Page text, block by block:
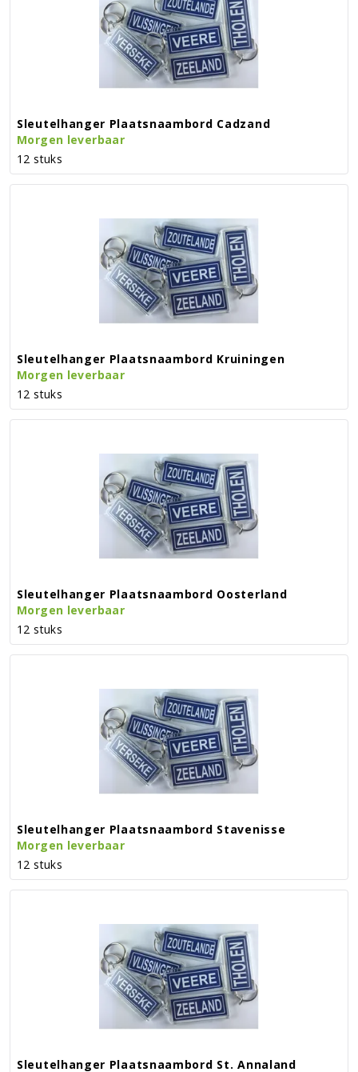
Sleutelhanger Plaatsnaambord Cadzand
Morgen leverbaar
12 stuks
Sleutelhanger Plaatsnaambord Kruiningen
Morgen leverbaar
12 stuks
Sleutelhanger Plaatsnaambord Oosterland
Morgen leverbaar
12 stuks
Sleutelhanger Plaatsnaambord Stavenisse
Morgen leverbaar
12 stuks
Sleutelhanger Plaatsnaambord St. Annaland